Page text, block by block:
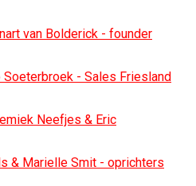
van Bolderick - founder
Soeterbroek - Sales Friesland
Neefjes & Eric
& Marielle Smit - oprichters